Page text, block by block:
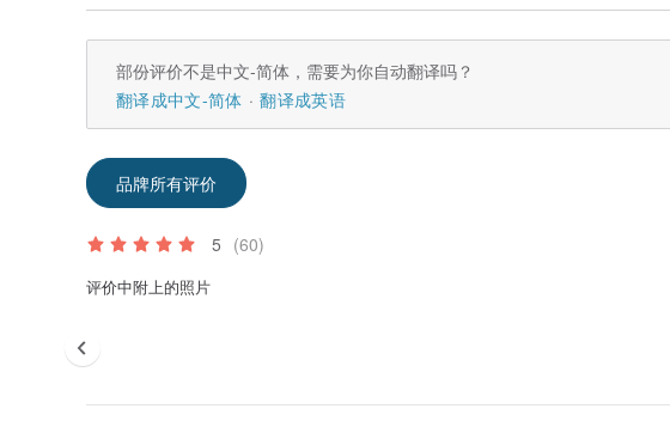
部份评价不是中文-简体，需要为你自动翻译吗？
翻译成中文-简体
翻译成英语
品牌所有评价
5 (60)
评价中附上的照片